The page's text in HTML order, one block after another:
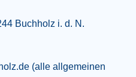
Buchholz i. d. N.
(alle allgemeinen